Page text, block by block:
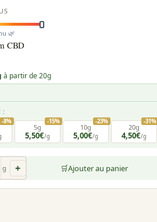
US
🌿
CBD
à partir de 20g
:
-8% -15%
5g
5,50€/g
-23%
10g
5,00€/g
-31%
20g
4,50€/g
g + 🛒Ajouter au panier